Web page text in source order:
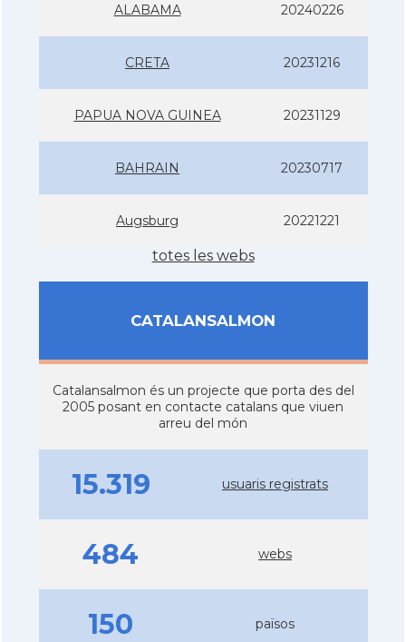
ALABAMA 20240226
CRETA 20231216
PAPUA NOVA GUINEA 20231129
BAHRAIN 20230717
Augsburg 20221221
totes les webs
CATALANSALMON
Catalansalmon és un projecte que porta des del
2005 posant en contacte catalans que viuen
arreu del món
15.319 usuaris registrats
484 webs
150 països